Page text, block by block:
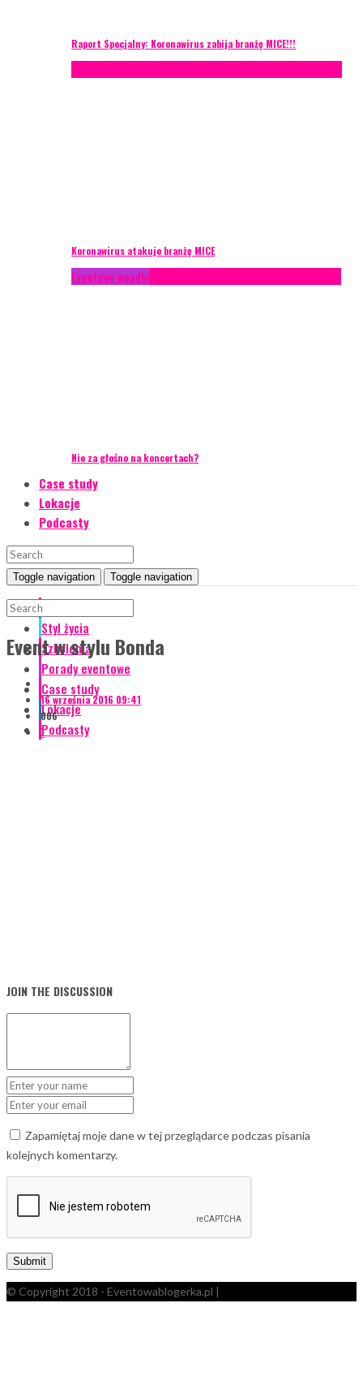
Raport Specjalny: Koronawirus zabija branżę MICE!!!
Koronawirus atakuje branżę MICE
Eventowe wpadki
Nie za głośno na koncertach?
Case study
Lokacje
Podcasty
Toggle navigation Toggle navigation
Event Talks
Styl życia
Szkolenia
Porady eventowe
Case study
Lokacje
Podcasty
Event w stylu Bonda
16 września 2016 09:41
806
0
JOIN THE DISCUSSION
Zapamiętaj moje dane w tej przeglądarce podczas pisania
kolejnych komentarzy.
© Copyright 2018 - Eventowablogerka.pl |